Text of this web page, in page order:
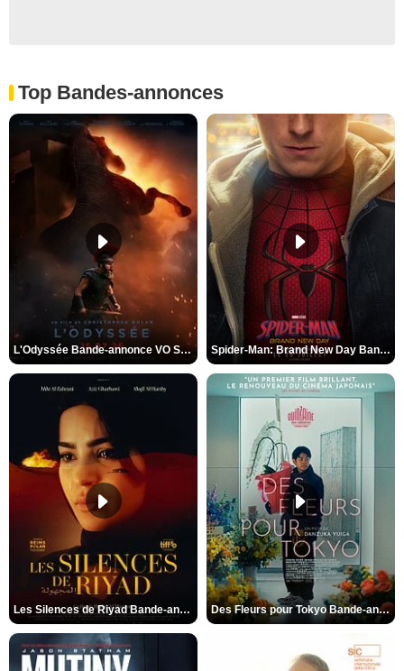
Top Bandes-annonces
L'Odyssée Bande-annonce VO STFR Spider-Man: Brand New Day Bande-annonce VO STFR
Les Silences de Riyad Bande-annonce VO STFR Des Fleurs pour Tokyo Bande-annonce VO STFR